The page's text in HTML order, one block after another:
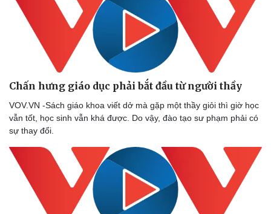
Chấn hưng giáo dục phải bắt đầu từ người thầy
VOV.VN -Sách giáo khoa viết dở mà gặp một thầy giỏi thì giờ học
vẫn tốt, học sinh vẫn khá được. Do vậy, đào tạo sư phạm phải có
sự thay đổi.